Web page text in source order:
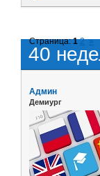
40
Страница:1 2 »
Админ
Демиург